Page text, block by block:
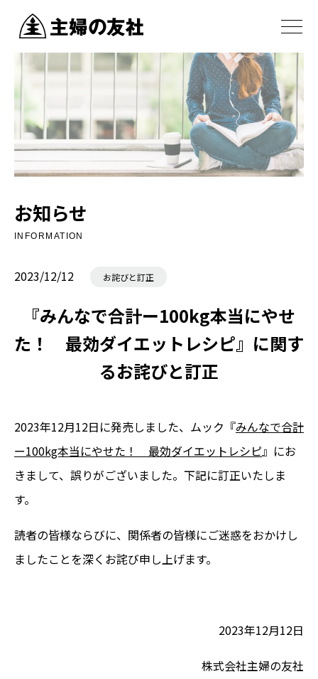
お知らせ
INFORMATION
『みんなで合計ー100kg本当にやせ
た！ 最効ダイエットレシピ』に関す
るお詫びと訂正
2023/12/12 お詫びと訂正
2023年12月12日に発売しました、ムック『みんなで合計
ー100kg本当にやせた！ 最効ダイエットレシピ』にお
きまして、誤りがございました。下記に訂正いたしま
す。
読者の皆様ならびに、関係者の皆様にご迷惑をおかけし
ましたことを深くお詫び申し上げます。
2023年12月12日
株式会社主婦の友社